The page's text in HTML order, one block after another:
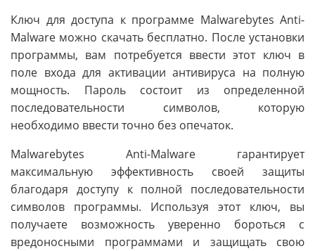
Ключ для доступа к программе Malwarebytes Anti-
Malware можно скачать бесплатно. После установки
программы, вам потребуется ввести этот ключ в
поле входа для активации антивируса на полную
мощность. Пароль состоит из определенной
последовательности символов, которую
необходимо ввести точно без опечаток.
Malwarebytes Anti-Malware гарантирует
максимальную эффективность своей защиты
благодаря доступу к полной последовательности
символов программы. Используя этот ключ, вы
получаете возможность уверенно бороться с
вредоносными программами и защищать свою